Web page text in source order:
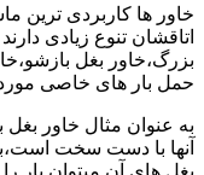
خاور ها کاربردی ترین
اتاقشان تنوع زیادی
بزرگ،خاور بغل
حمل بار های خاصی مورد
به عنوان مثال خاور بغل
آنها با دست سخت